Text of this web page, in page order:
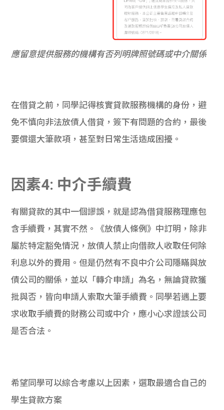
應留意提供服務的機構有否列明牌照號碼或中介關係
在借貸之前，同學記得核實貸款服務機構的身份，避
免不慎向非法放債人借貸，簽下有問題的合約，最後
要償還大筆款項，甚至對日常生活造成困擾。
因素4: 中介手續費
有關貸款的其中一個謬誤，就是認為借貸服務理應包
含手續費，其實不然。《放債人條例》中訂明，除非
屬於特定豁免情況，放債人禁止向借款人收取任何除
利息以外的費用。但是仍然有不良中介公司隱瞞與放
債公司的關係，並以「轉介申請」為名，無論貸款獲
批與否，皆向申請人索取大筆手續費。同學若遇上要
求收取手續費的財務公司或中介，應小心求證該公司
是否合法。
希望同學可以綜合考慮以上因素，選取最適合自己的
學生貸款方案